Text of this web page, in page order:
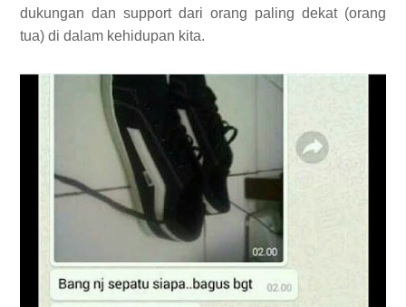
dukungan dan support dari orang paling dekat (orang
tua) di dalam kehidupan kita.